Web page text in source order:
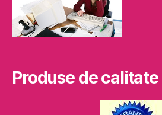
Produse de calitate